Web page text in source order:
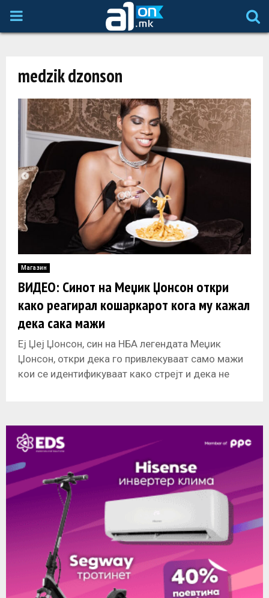
P
R
Y
E
N
U
medzik dzonson
Магазин
ВИДЕО: Синот на Меџик Џонсон откри
како реагирал кошаркарот кога му кажал
дека сака мажи
Еј Џеј Џонсон, син на НБА легендата Меџик
Џонсон, откри дека го привлекуваат само мажи
кои се идентификуваат како стрејт и дека не